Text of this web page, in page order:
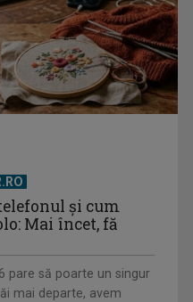
și cum
Mai încet, fă
pare să poarte un singur
mai departe, avem